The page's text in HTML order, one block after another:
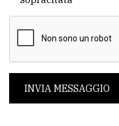
INVIA MESSAGGIO